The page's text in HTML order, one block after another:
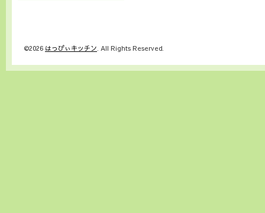
©2026 はっぴぃキッチン. All Rights Reserved.